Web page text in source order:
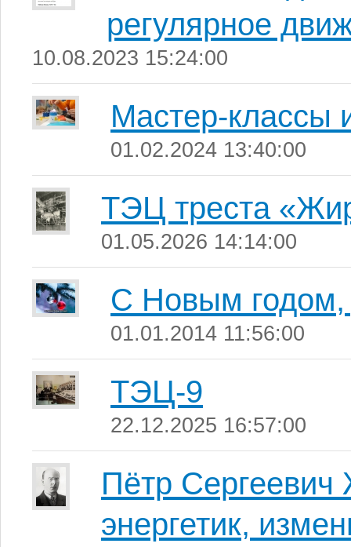
регулярное
10.08.2023 15:24:00
Мастер-классы
01.02.2024 13:40:00
ТЭЦ треста
01.05.2026 14:14:00
С Новым годом,
01.01.2014 11:56:00
ТЭЦ-9
22.12.2025 16:57:00
Пётр
энергетик,